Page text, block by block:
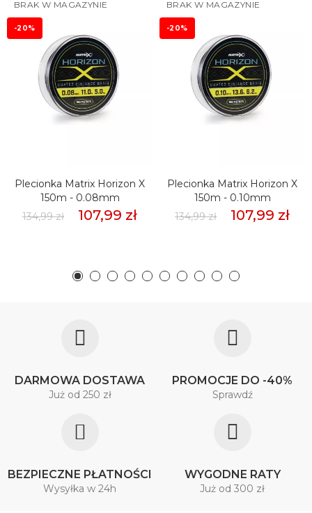
BRAK W MAGAZYNIE
-20%
Plecionka Matrix Horizon X
150m - 0.08mm
134,99 zł
107,99 zł
BRAK W MAGAZYNIE
-20%
Plecionka Matrix Horizon X
150m - 0.10mm
134,99 zł
107,99 zł
DARMOWA DOSTAWA
Już od 250 zł
PROMOCJE DO -40%
Sprawdź
BEZPIECZNE PŁATNOŚCI
Wysyłka w 24h
WYGODNE RATY
Już od 300 zł